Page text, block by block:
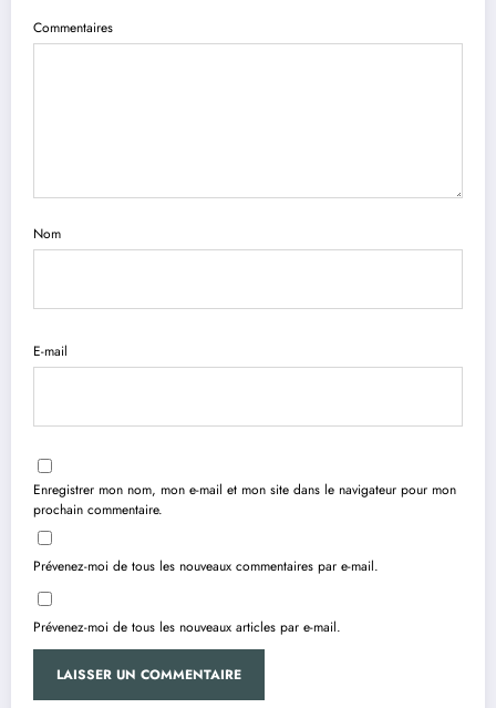
Commentaires
Nom
E-mail
Enregistrer mon nom, mon e-mail et mon site dans le navigateur pour mon
prochain commentaire.
Prévenez-moi de tous les nouveaux commentaires par e-mail.
Prévenez-moi de tous les nouveaux articles par e-mail.